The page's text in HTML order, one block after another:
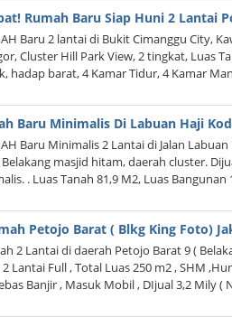
Rumah Baru Siap Huni 2 Lantai
Baru 2 lantai di Bukit Cimanggu City,
Cluster Hill Park View, 2 tingkat, Luas
hadap barat, 4 Kamar Tidur, 4 Kamar
Baru Minimalis Di Labuan Haji
Baru Minimalis 2 Lantai di Jalan
Belakang masjid hitam, daerah cluster.
. Luas Tanah 81,9 M2, Luas Bangunan
Petojo Barat ( Blkg King Foto)
2 Lantai di daerah Petojo Barat 9 (
Lantai Full , Total Luas 250 m2 , SHM
Banjir , Masuk Mobil , DIjual 3,2 Mily (